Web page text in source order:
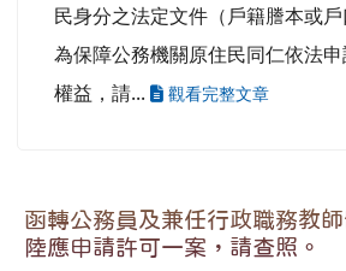
民身分之法定文件（戶籍謄本或戶
為保障公務機關原住民同仁依法
權益，請...
觀看完整文章
函轉公務員及兼任行政職務教
陸應申請許可一案，請查照。